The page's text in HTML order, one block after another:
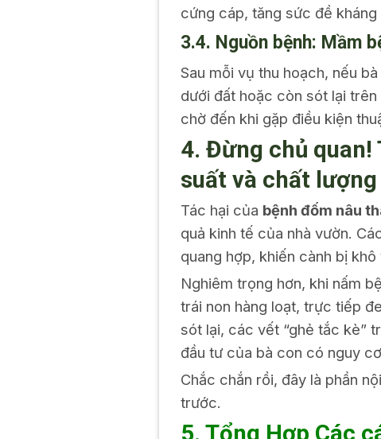
cứng cáp, tăng sức đề kháng
3.4. Nguồn bệnh: Mầm
Sau mỗi vụ thu hoạch, nếu
dưới đất hoặc còn sót lại trên
chờ đến khi gặp điều kiện
4. Đừng chủ quan!
suất và chất
Tác hại của bệnh đốm nâu
quả kinh tế của nhà vườn.
quang hợp, khiến cành bị
Nghiêm trọng hơn, khi nấm
trái non hàng loạt, trực tiếp
sót lại, các vết “ghẻ tắc kè”
đầu tư của bà con có nguy
Chắc chắn rồi, đây là phần
trước.
5. Tổng Hợp Các